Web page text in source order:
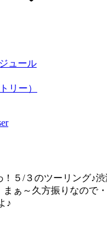
ュール
リー）
５/３のツーリング♪
ぁ～久方振りなので
♪